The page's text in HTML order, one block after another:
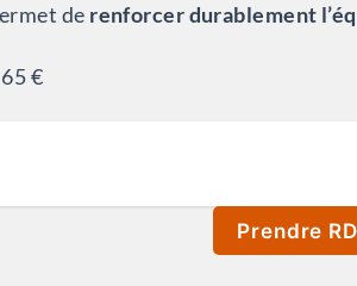
de renforcer durablement
€
Prendre